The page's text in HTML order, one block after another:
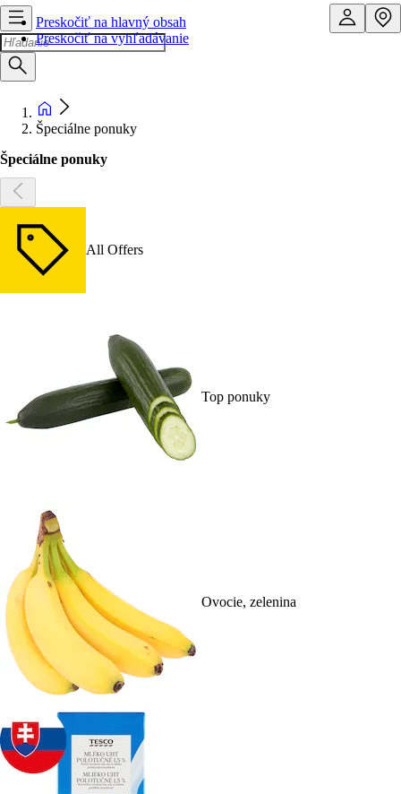
Preskočiť na hlavný obsah
Preskočiť na vyhľadávanie
Špeciálne ponuky
Špeciálne ponuky
All Offers
Top ponuky
Ovocie, zelenina